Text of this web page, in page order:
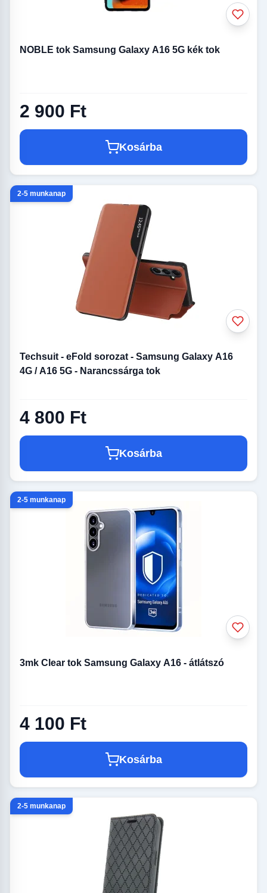
NOBLE tok Samsung Galaxy A16 5G kék tok
2 900 Ft
Kosárba
2-5 munkanap
Techsuit - eFold sorozat - Samsung Galaxy A16
4G / A16 5G - Narancssárga tok
4 800 Ft
Kosárba
2-5 munkanap
3mk Clear tok Samsung Galaxy A16 - átlátszó
4 100 Ft
Kosárba
2-5 munkanap